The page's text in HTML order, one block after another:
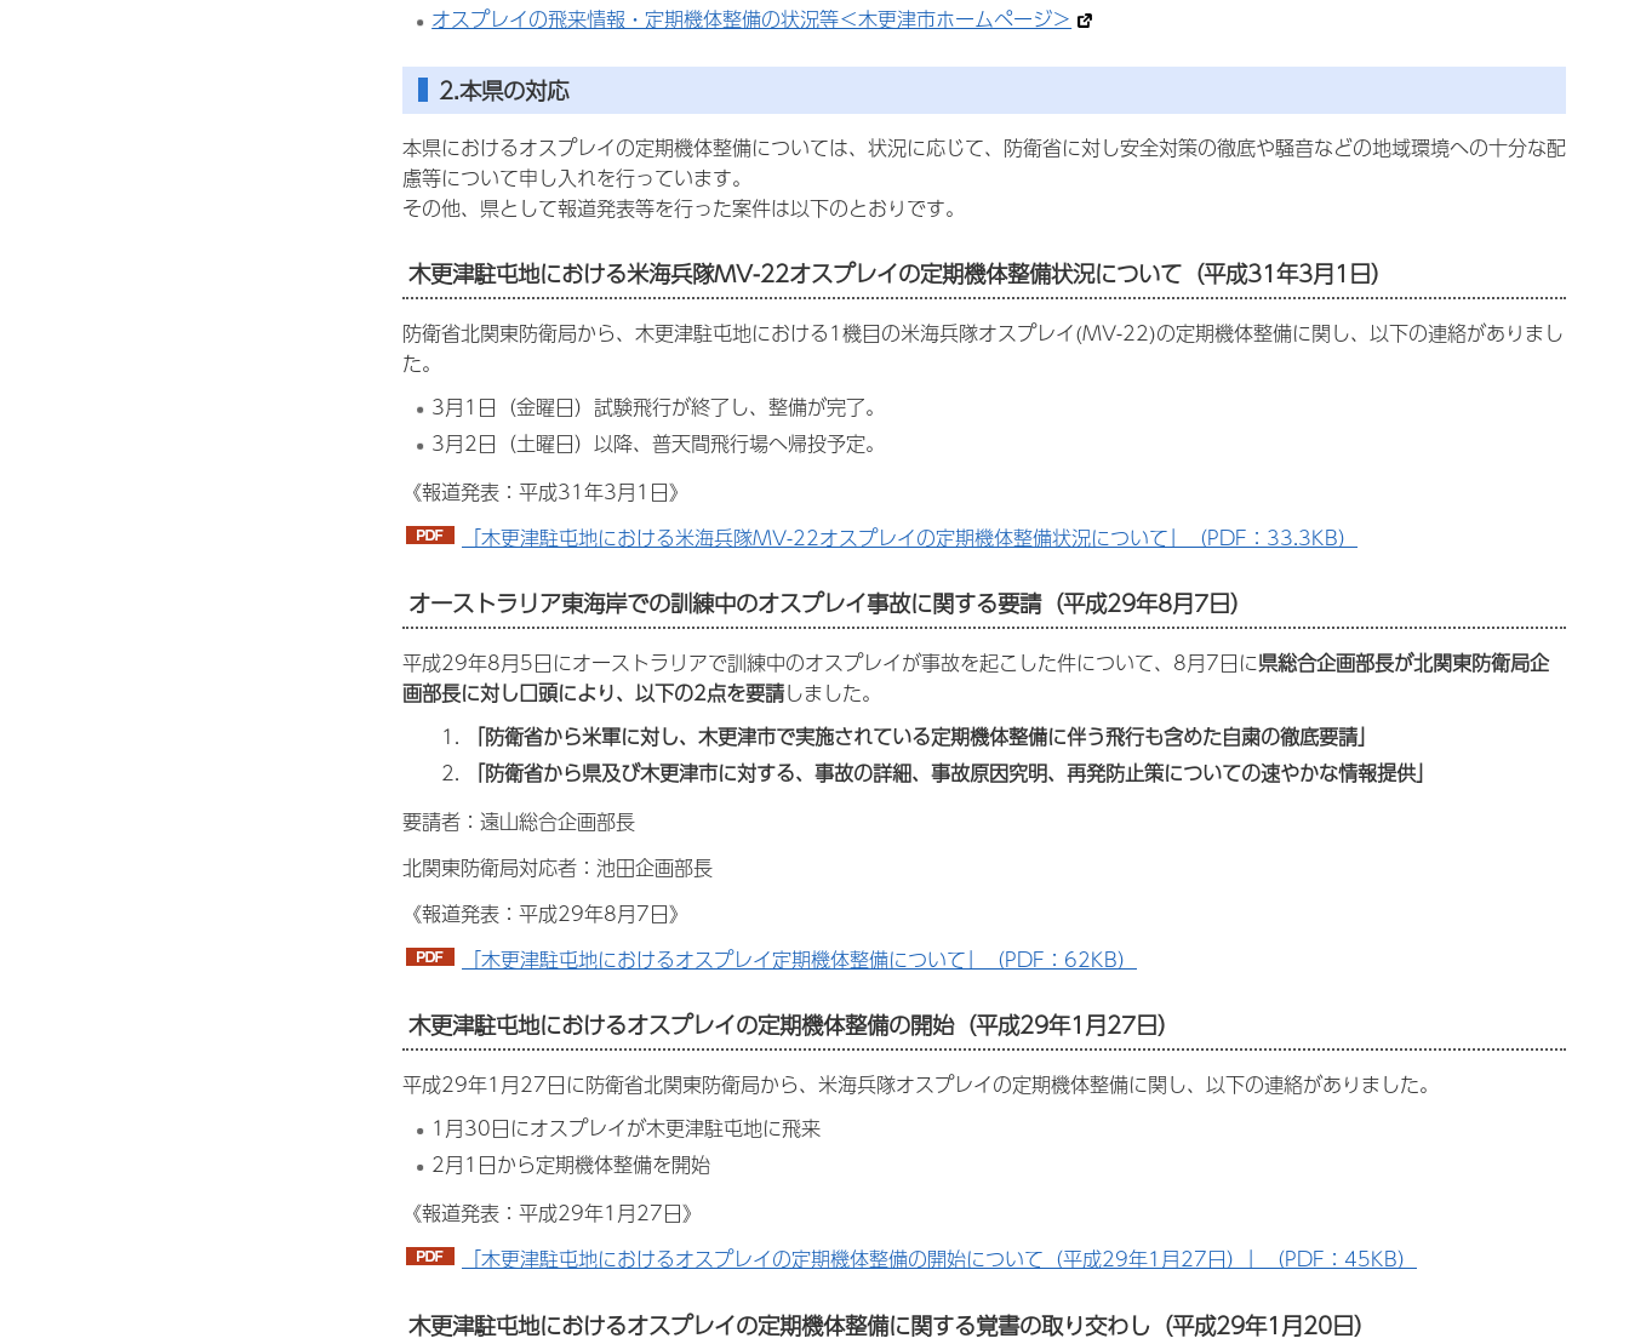
オスプレイの飛来情報・定期機体整備の状況等＜木更津市ホームページ＞
2.本県の対応
本県におけるオスプレイの定期機体整備については、状況に応じて、防衛省に対し安全対策の徹底や騒音などの地域環境への十分な配
慮等について申し入れを行っています。
その他、県として報道発表等を行った案件は以下のとおりです。
木更津駐屯地における米海兵隊MV-22オスプレイの定期機体整備状況について（平成31年3月1日）
防衛省北関東防衛局から、木更津駐屯地における1機目の米海兵隊オスプレイ(MV-22)の定期機体整備に関し、以下の連絡がありまし
た。
3月1日（金曜日）試験飛行が終了し、整備が完了。
3月2日（土曜日）以降、普天間飛行場へ帰投予定。
《報道発表：平成31年3月1日》
「木更津駐屯地における米海兵隊MV-22オスプレイの定期機体整備状況について」（PDF：33.3KB）
オーストラリア東海岸での訓練中のオスプレイ事故に関する要請（平成29年8月7日）
平成29年8月5日にオーストラリアで訓練中のオスプレイが事故を起こした件について、8月7日に県総合企画部長が北関東防衛局企
画部長に対し口頭により、以下の2点を要請しました。
「防衛省から米軍に対し、木更津市で実施されている定期機体整備に伴う飛行も含めた自粛の徹底要請」
「防衛省から県及び木更津市に対する、事故の詳細、事故原因究明、再発防止策についての速やかな情報提供」
要請者：遠山総合企画部長
北関東防衛局対応者：池田企画部長
《報道発表：平成29年8月7日》
「木更津駐屯地におけるオスプレイ定期機体整備について」（PDF：62KB）
木更津駐屯地におけるオスプレイの定期機体整備の開始（平成29年1月27日）
平成29年1月27日に防衛省北関東防衛局から、米海兵隊オスプレイの定期機体整備に関し、以下の連絡がありました。
1月30日にオスプレイが木更津駐屯地に飛来
2月1日から定期機体整備を開始
《報道発表：平成29年1月27日》
「木更津駐屯地におけるオスプレイの定期機体整備の開始について（平成29年1月27日）」（PDF：45KB）
木更津駐屯地におけるオスプレイの定期機体整備に関する覚書の取り交わし（平成29年1月20日）